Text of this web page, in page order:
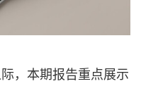
，本期报告重点展示